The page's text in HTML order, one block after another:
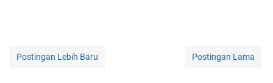
Postingan Lebih Baru Postingan Lama